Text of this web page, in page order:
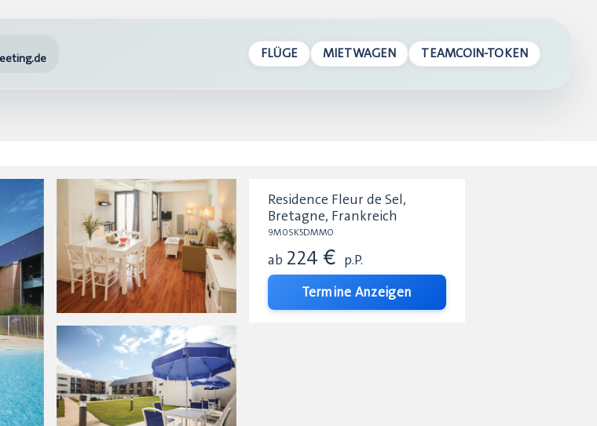
FLÜGE MIETWAGEN TEAMCOIN-TOKEN
Residence Fleur de Sel,
Bretagne, Frankreich
9M0SK5DMMO
ab 224 € p.P.
Termine Anzeigen